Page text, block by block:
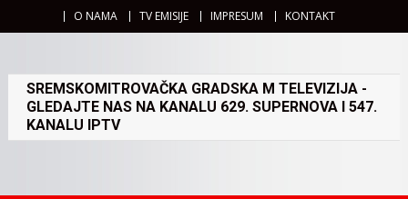
O NAMA TV EMISIJE IMPRESUM KONTAKT
SREMSKOMITROVAČKA GRADSKA M TELEVIZIJA -
GLEDAJTE NAS NA KANALU 629. SUPERNOVA I 547.
KANALU IPTV